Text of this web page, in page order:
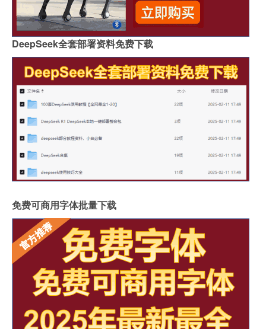
DeepSeek全套部署资料免费下载
免费可商用字体批量下载